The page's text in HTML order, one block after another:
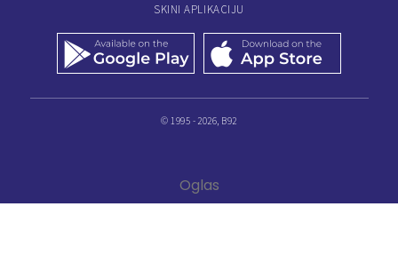
SKINI APLIKACIJU
© 1995 - 2026, B92